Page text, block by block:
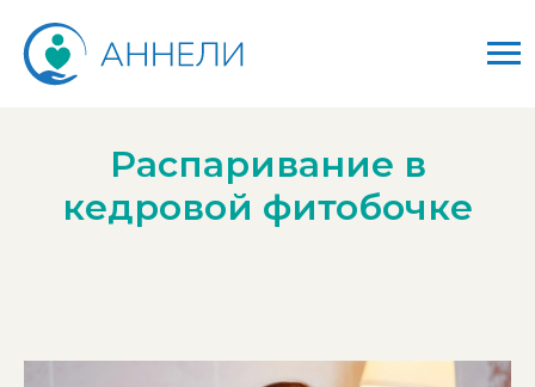
Распаривание в
кедровой фитобочке